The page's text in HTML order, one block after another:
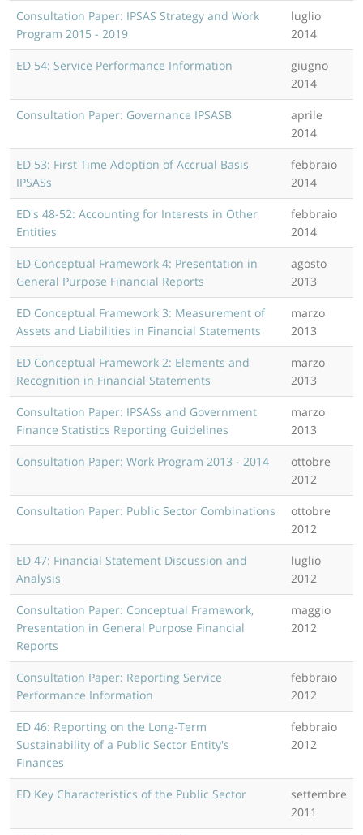
Consultation Paper: IPSAS Strategy and Work
Program 2015 - 2019
luglio
2014
ED 54: Service Performance Information
giugno
2014
Consultation Paper: Governance IPSASB
aprile
2014
ED 53: First Time Adoption of Accrual Basis
IPSASs
febbraio
2014
ED's 48-52: Accounting for Interests in Other
Entities
febbraio
2014
ED Conceptual Framework 4: Presentation in
General Purpose Financial Reports
agosto
2013
ED Conceptual Framework 3: Measurement of
Assets and Liabilities in Financial Statements
marzo
2013
ED Conceptual Framework 2: Elements and
Recognition in Financial Statements
marzo
2013
Consultation Paper: IPSASs and Government
Finance Statistics Reporting Guidelines
marzo
2013
Consultation Paper: Work Program 2013 - 2014
ottobre
2012
Consultation Paper: Public Sector Combinations
ottobre
2012
ED 47: Financial Statement Discussion and
Analysis
luglio
2012
Consultation Paper: Conceptual Framework,
Presentation in General Purpose Financial
Reports
maggio
2012
Consultation Paper: Reporting Service
Performance Information
febbraio
2012
ED 46: Reporting on the Long-Term
Sustainability of a Public Sector Entity's
Finances
febbraio
2012
ED Key Characteristics of the Public Sector
settembre
2011